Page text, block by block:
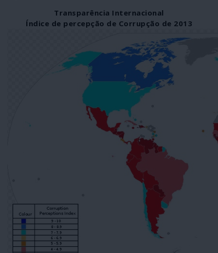
Transparência Internacional
Índice de percepção de Corrupção de 2013